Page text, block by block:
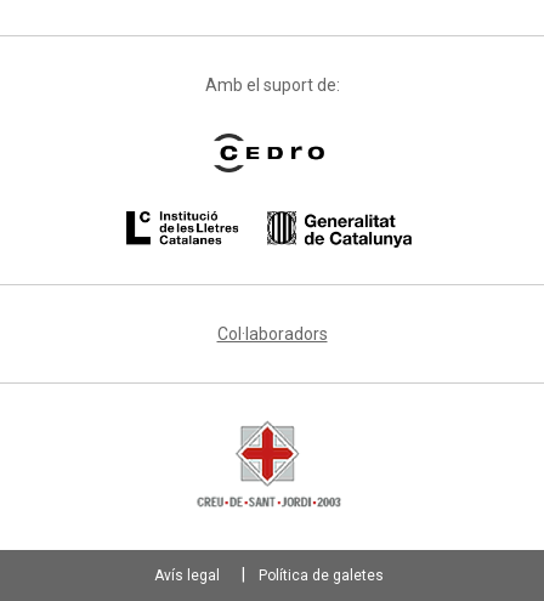
Amb el suport de:
Col·laboradors
Avís legal Política de galetes